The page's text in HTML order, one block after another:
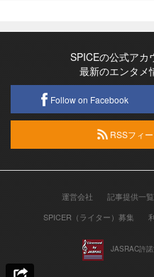
SPICEの公式アカ
最新のエンタメ
Follow on Facebook
RSSフィー
運営会社 記事提供一覧
SPICER（ライター）募集
JASRAC許